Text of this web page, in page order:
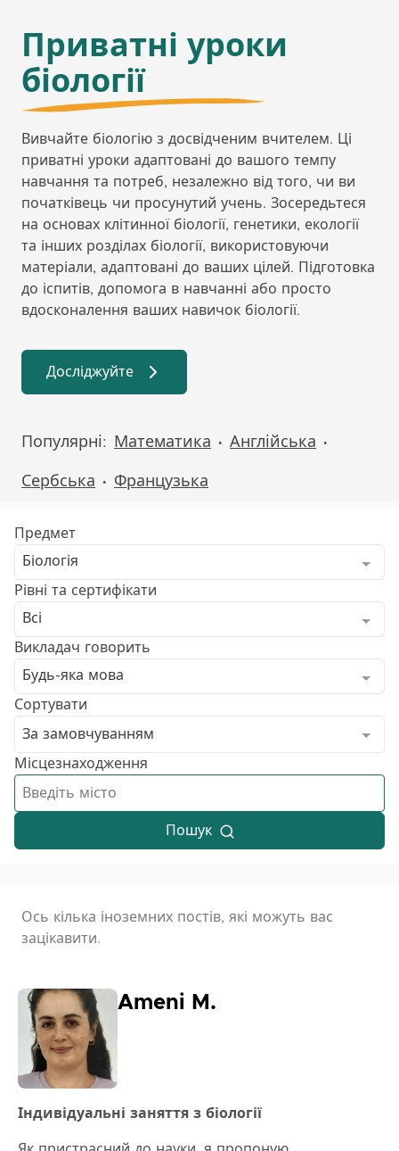
Приватні уроки
біології
Вивчайте біологію з досвідченим вчителем. Ці
приватні уроки адаптовані до вашого темпу
навчання та потреб, незалежно від того, чи ви
початківець чи просунутий учень. Зосередьтеся
на основах клітинної біології, генетики, екології
та інших розділах біології, використовуючи
матеріали, адаптовані до ваших цілей. Підготовка
до іспитів, допомога в навчанні або просто
вдосконалення ваших навичок біології.
Досліджуйте
Популярні: Математика • Англійська •
Сербська • Французька
Предмет
Біологія
Рівні та сертифікати
Всі
Викладач говорить
Будь-яка мова
Сортувати
За замовчуванням
Місцезнаходження
Пошук
Ось кілька іноземних постів, які можуть вас
зацікавити.
Ameni M.
Індивідуальні заняття з біології